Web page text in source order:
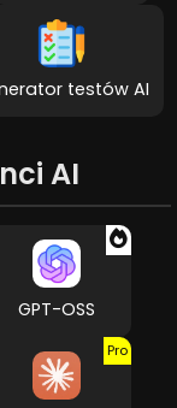
testów AI
AI
GPT-OSS
Pro